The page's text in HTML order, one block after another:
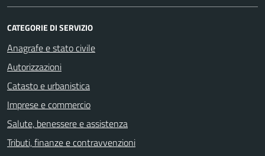
CATEGORIE DI SERVIZIO
Anagrafe e stato civile
Autorizzazioni
Catasto e urbanistica
Imprese e commercio
Salute, benessere e assistenza
Tributi, finanze e contravvenzioni